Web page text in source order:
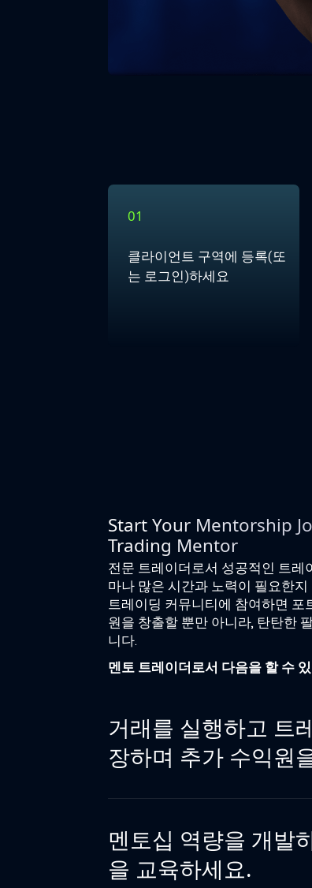
01
클라이언트 구역에 등록(또
는 로그인)하세요
Start Your Mentorship
Trading Mentor
전문 트레이더로서 성공적인 트레
마나 많은 시간과 노력이 필요한
트레이딩 커뮤니티에 참여하면 포
원을 창출할 뿐만 아니라, 탄탄한
니다.
멘토 트레이더로서 다음을 할 수
거래를 실행하고 트
장하며 추가 수익원
멘토십 역량을 개발
을 교육하세요.